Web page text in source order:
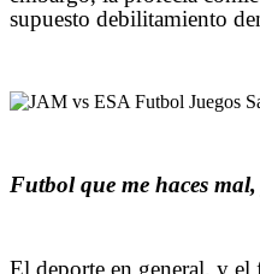
supuesto debilitamiento
Futbol que me haces
El deporte en general, y